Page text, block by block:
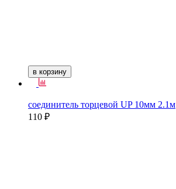
в корзину
соединитель торцевой UP 10мм 2.1м
110 ₽